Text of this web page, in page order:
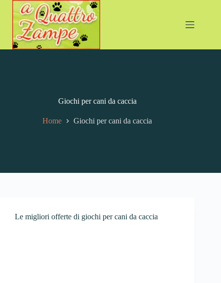
Giochi per cani da caccia
Home Giochi per cani da caccia
Le migliori offerte di giochi per cani da caccia